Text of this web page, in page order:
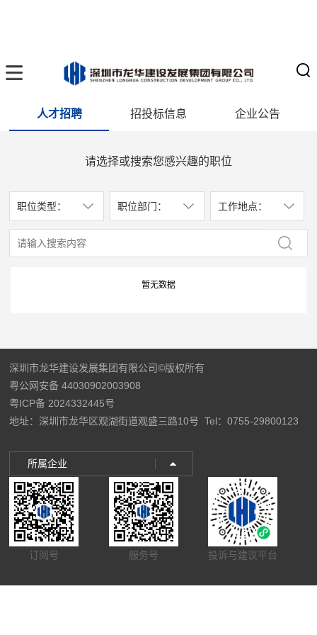
人才招聘 招投标信息 企业公告
请选择或搜索您感兴趣的职位
职位类型： 职位部门： 工作地点：
暂无数据
深圳市龙华建设发展集团有限公司©版权所有
粤公网安备 44030902003908
粤ICP备 2024332445号
地址：深圳市龙华区观湖街道观盛三路10号 Tel：0755-29800123
所属企业
订阅号 服务号 投诉与建议平台